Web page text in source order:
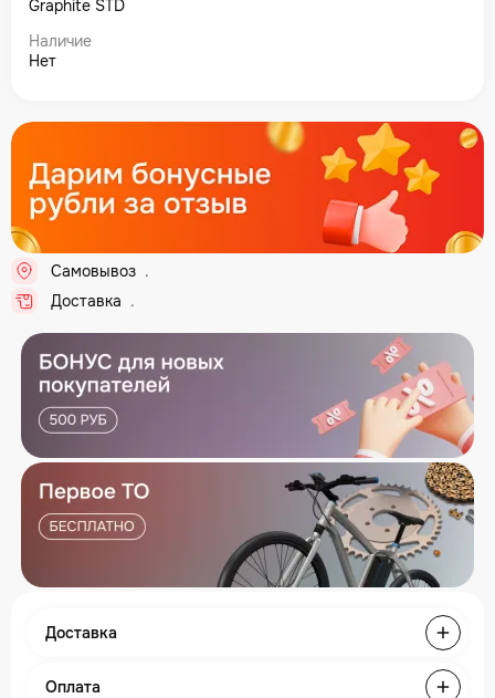
Graphite STD
Наличие
Нет
Самовывоз ..
Доставка ..
Доставка
Оплата